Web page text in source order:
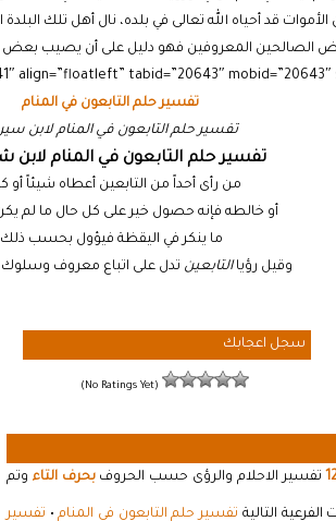
قد أحياه الله تعالى في بلده، نال أهل تلك
الصالحين المعروفين فهو دليل على أن يصيب بعض
تفسير حلم التابعون في المنام
تفسير حلم التابعون في المنام لابن
تفسير حلم التابعون في المنام لابن
من رأى أحداً من التابعين أعطاه شيئاً أو
أو خالطه فإنه حصول خير على كل حال ما لم يكن
ما ينكر في اليقظة فيؤول بحسب
وقيل رؤياالتابعين تدل على اتباع معروف وسلوك
سجل اعجابك
(No Ratings Yet)
تفسير الاحلام والرؤى حسب الحروفبحرف التاء وتم
التالية تفسير حلم التابعون في المنام• تفسير